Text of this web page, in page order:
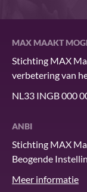
MAX MAAKT
Stichting MAX
verbetering van
NL33 INGB 000
ANBI
Stichting MAX
Beogende
Meer informatie